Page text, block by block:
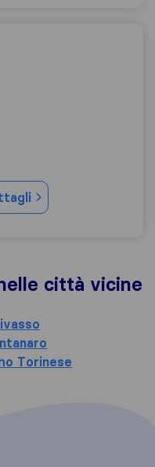
città vicine
Torinese